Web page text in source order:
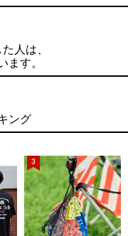
人は、
ます。
ング